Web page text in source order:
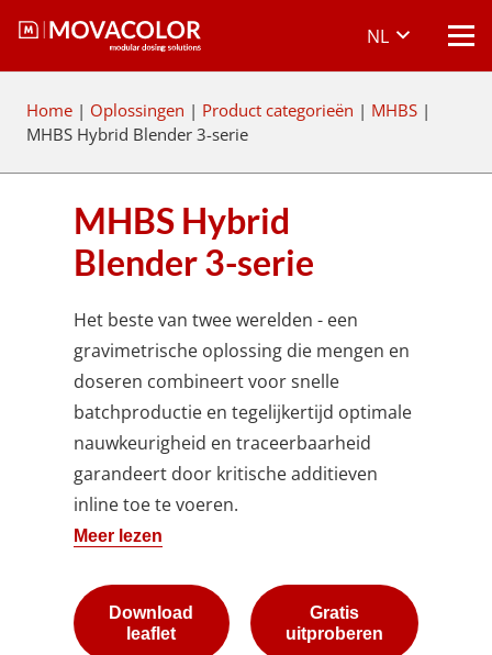
NL
Home | Oplossingen | Product categorieën | MHBS |
MHBS Hybrid Blender 3-serie
MHBS Hybrid
Blender 3-serie
Het beste van twee werelden - een
gravimetrische oplossing die mengen en
doseren combineert voor snelle
batchproductie en tegelijkertijd optimale
nauwkeurigheid en traceerbaarheid
garandeert door kritische additieven
inline toe te voeren.
Meer lezen
Download
leaflet
Gratis
uitproberen